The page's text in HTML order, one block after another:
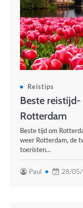
Reistips
Beste reistijd-
Rotterdam
Beste tijd om
weer Rotterdam, de
toeristen…
Paul 28/